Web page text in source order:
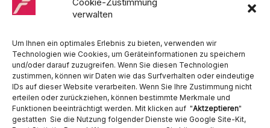
verwalten
Um Ihnen ein optimales Erlebnis zu bieten, verwenden wir
Technologien wie Cookies, um Geräteinformationen zu speichern
und/oder darauf zuzugreifen. Wenn Sie diesen Technologien
zustimmen, können wir Daten wie das Surfverhalten oder eindeutige
IDs auf dieser Website verarbeiten. Wenn Sie Ihre Zustimmung nicht
erteilen oder zurückziehen, können bestimmte Merkmale und
Funktionen beeinträchtigt werden. Mit klicken auf "Aktzeptieren"
gestatten Sie die Nutzung folgender Dienste wie Google Site-Kit,
Hygiene, Ritter, Satelec, Scican, TKD, Velopex, u.v.m
Ambident GmbH